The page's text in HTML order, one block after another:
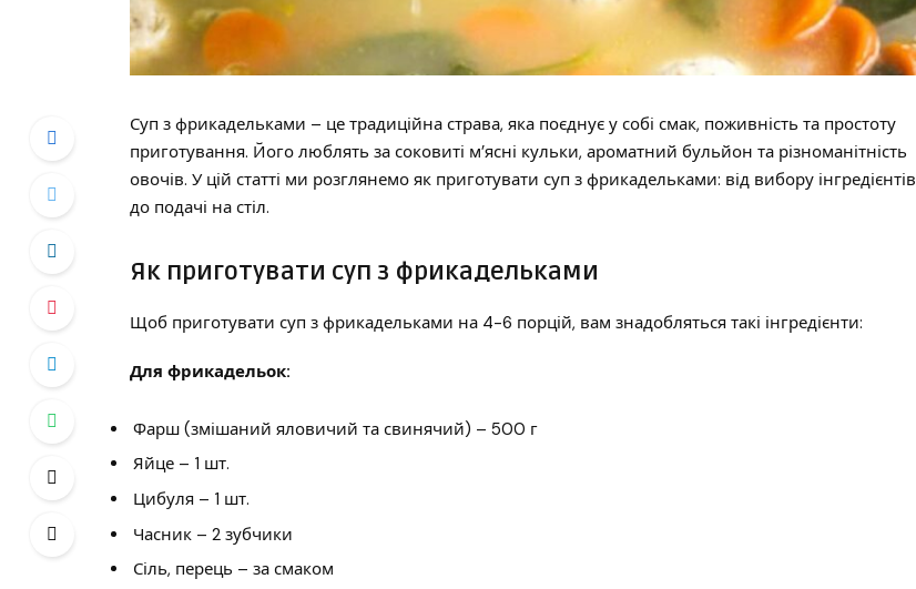
Суп з фрикадельками – це традиційна страва, яка поєднує у собі смак, поживність та простоту
приготування. Його люблять за соковиті м’ясні кульки, ароматний бульйон та різноманітність
овочів. У цій статті ми розглянемо як приготувати суп з фрикадельками: від вибору інгредієнтів
до подачі на стіл.
Як приготувати суп з фрикадельками
Щоб приготувати суп з фрикадельками на 4-6 порцій, вам знадобляться такі інгредієнти:
Для фрикадельок:
Фарш (змішаний яловичий та свинячий) – 500 г
Яйце – 1 шт.
Цибуля – 1 шт.
Часник – 2 зубчики
Сіль, перець – за смаком